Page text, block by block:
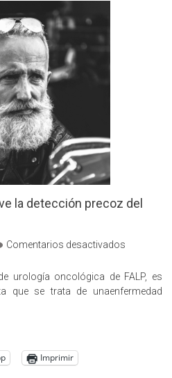
la detección precoz del
Comentarios desactivados
Cargo»,
promueve
urología oncológica de FALP, es
que se trata de unaenfermedad
Imprimir